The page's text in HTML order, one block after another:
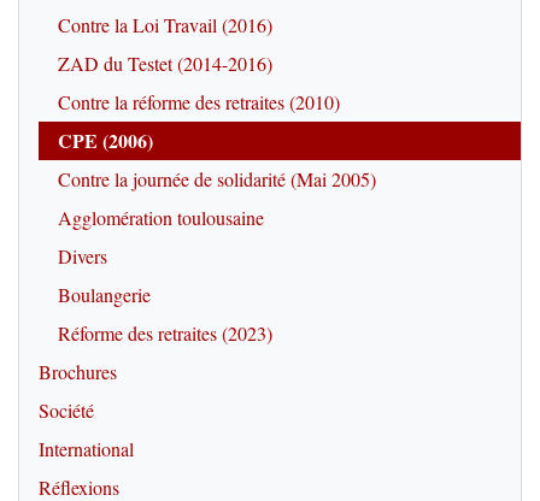
Contre la Loi Travail (2016)
ZAD du Testet (2014-2016)
Contre la réforme des retraites (2010)
CPE (2006)
Contre la journée de solidarité (Mai 2005)
Agglomération toulousaine
Divers
Boulangerie
Réforme des retraites (2023)
Brochures
Société
International
Réflexions